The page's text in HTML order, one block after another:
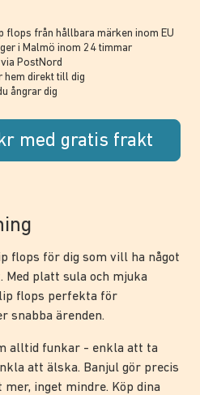
flops från hållbara märken inom EU
i Malmö inom 24 timmar
PostNord
hem direkt till dig
ångrar dig
med gratis frakt
flops för dig som vill ha något
platt sula och mjuka
flops perfekta för
snabba ärenden.
alltid funkar - enkla att ta
att älska. Banjul gör precis
inget mindre. Köp dina